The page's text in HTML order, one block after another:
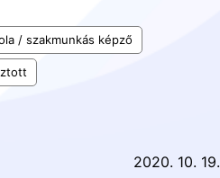
/ szakmunkás képző
2020. 10. 19.